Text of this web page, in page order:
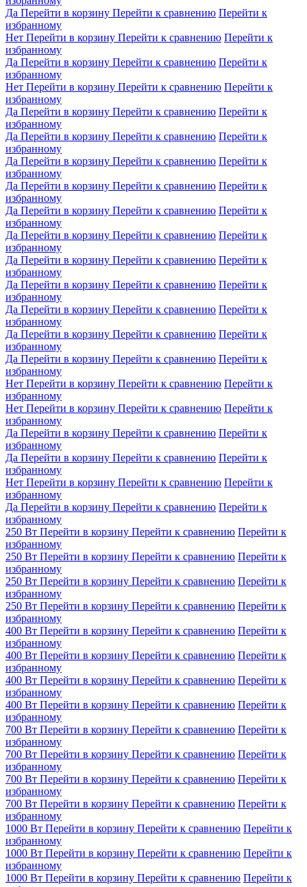
Да Перейти в корзину Перейти к сравнению Перейти к
избранному
Нет Перейти в корзину Перейти к сравнению Перейти к
избранному
Да Перейти в корзину Перейти к сравнению Перейти к
избранному
Нет Перейти в корзину Перейти к сравнению Перейти к
избранному
Да Перейти в корзину Перейти к сравнению Перейти к
избранному
Да Перейти в корзину Перейти к сравнению Перейти к
избранному
Да Перейти в корзину Перейти к сравнению Перейти к
избранному
Да Перейти в корзину Перейти к сравнению Перейти к
избранному
Да Перейти в корзину Перейти к сравнению Перейти к
избранному
Да Перейти в корзину Перейти к сравнению Перейти к
избранному
Да Перейти в корзину Перейти к сравнению Перейти к
избранному
Да Перейти в корзину Перейти к сравнению Перейти к
избранному
Да Перейти в корзину Перейти к сравнению Перейти к
избранному
Да Перейти в корзину Перейти к сравнению Перейти к
избранному
Да Перейти в корзину Перейти к сравнению Перейти к
избранному
Нет Перейти в корзину Перейти к сравнению Перейти к
избранному
Нет Перейти в корзину Перейти к сравнению Перейти к
избранному
Да Перейти в корзину Перейти к сравнению Перейти к
избранному
Да Перейти в корзину Перейти к сравнению Перейти к
избранному
Нет Перейти в корзину Перейти к сравнению Перейти к
избранному
Да Перейти в корзину Перейти к сравнению Перейти к
избранному
250 Вт Перейти в корзину Перейти к сравнению Перейти к
избранному
250 Вт Перейти в корзину Перейти к сравнению Перейти к
избранному
250 Вт Перейти в корзину Перейти к сравнению Перейти к
избранному
250 Вт Перейти в корзину Перейти к сравнению Перейти к
избранному
400 Вт Перейти в корзину Перейти к сравнению Перейти к
избранному
400 Вт Перейти в корзину Перейти к сравнению Перейти к
избранному
400 Вт Перейти в корзину Перейти к сравнению Перейти к
избранному
400 Вт Перейти в корзину Перейти к сравнению Перейти к
избранному
700 Вт Перейти в корзину Перейти к сравнению Перейти к
избранному
700 Вт Перейти в корзину Перейти к сравнению Перейти к
избранному
700 Вт Перейти в корзину Перейти к сравнению Перейти к
избранному
700 Вт Перейти в корзину Перейти к сравнению Перейти к
избранному
1000 Вт Перейти в корзину Перейти к сравнению Перейти к
избранному
1000 Вт Перейти в корзину Перейти к сравнению Перейти к
избранному
1000 Вт Перейти в корзину Перейти к сравнению Перейти к